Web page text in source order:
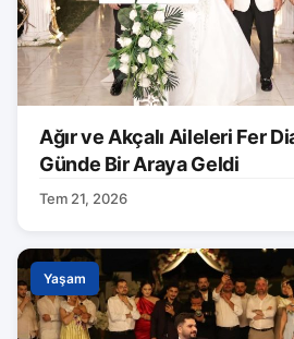
Ağır ve Akçalı Aileleri Fer
Günde Bir Araya Geldi
Tem 21, 2026
Yaşam